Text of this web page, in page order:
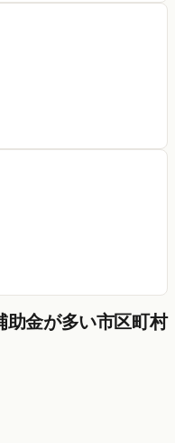
助金が多い市区町村